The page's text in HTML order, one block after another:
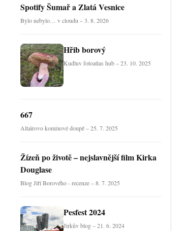
Spotify Šumař a Zlatá Vesnice
Bylo nebylo… v cloudu – 3. 8. 2026
Hřib borový
Kudluv fotoatlas hub – 23. 10. 2025
667
Altaïrovo komixové doupě – 25. 7. 2025
Žízeň po životě – nejslavnější film Kirka
Douglase
Blog Jiří Borového - recenze – 8. 7. 2025
Pesfest 2024
Jirkův blog – 21. 6. 2024